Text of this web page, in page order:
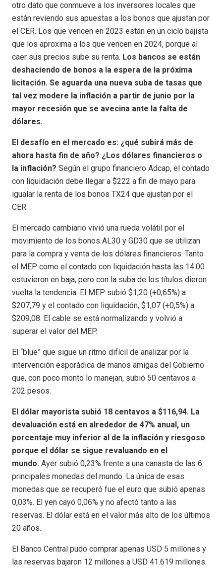
otro dato que conmueve a los inversores locales que
están reviendo sus apuestas a los bonos que ajustan por
el CER. Los que vencen en 2023 están en un ciclo bajista
que los aproxima a los que vencen en 2024, porque al
caer sus precios sube su renta. Los bancos se están
deshaciendo de bonos a la espera de la próxima
licitación. Se aguarda una nueva suba de tasas que
tal vez modere la inflación a partir de junio por la
mayor recesión que se avecina ante la falta de
dólares.
El desafío en el mercado es: ¿qué subirá más de
ahora hasta fin de año? ¿Los dólares financieros o
la inflación? Según el grupo financiero Adcap, el contado
con liquidación debe llegar a $222 a fin de mayo para
igualar la renta de los bonos TX24 que ajustan por el
CER.
El mercado cambiario vivió una rueda volátil por el
movimiento de los bonos AL30 y GD30 que se utilizan
para la compra y venta de los dólares financieros. Tanto
el MEP como el contado con liquidación hasta las 14.00
estuvieron en baja, pero con la suba de los títulos dieron
vuelta la tendencia. El MEP subió $1,20 (+0,65%) a
$207,79 y el contado con liquidación, $1,07 (+0,5%) a
$209,08. El cable se está normalizando y volvió a
superar el valor del MEP.
El “blue” que sigue un ritmo difícil de analizar por la
intervención esporádica de manos amigas del Gobierno
que, con poco monto lo manejan, subió 50 centavos a
202 pesos.
El dólar mayorista subió 18 centavos a $116,94. La
devaluación está en alrededor de 47% anual, un
porcentaje muy inferior al de la inflación y riesgoso
porque el dólar se sigue revaluando en el
mundo. Ayer subió 0,23% frente a una canasta de las 6
principales monedas del mundo. La única de esas
monedas que se recuperó fue el euro que subió apenas
0,03%. El yen cayó 0,06% y no afectó tanto a las
reservas. El dólar está en el valor más alto de los últimos
20 años.
El Banco Central pudo comprar apenas USD 5 millones y
las reservas bajaron 12 millones a USD 41.619 millones.